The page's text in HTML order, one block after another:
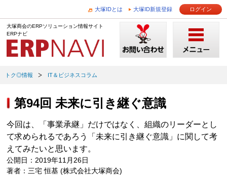
大塚IDとは 大塚ID新規登録 ログイン
大塚商会のERPソリューション情報サイト
ERPナビ
トク◎情報 IT＆ビジネスコラム
第94回 未来に引き継ぐ意識
今回は、「事業承継」だけではなく、組織のリーダーとし
て求められるであろう「未来に引き継ぐ意識」に関して考
えてみたいと思います。
公開日：2019年11月26日
著者：三宅 恒基 (株式会社大塚商会)